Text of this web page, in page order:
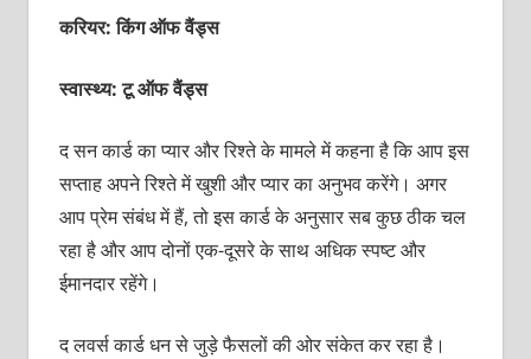
करियर: किंग ऑफ वैंड्स
स्वास्थ्य: टू ऑफ वैंड्स
द सन कार्ड का प्‍यार और रिश्‍ते के मामले में कहना है कि आप इस
सप्‍ताह अपने रिश्‍ते में खुशी और प्‍यार का अनुभव करेंगे। अगर
आप प्रेम संबंध में हैं, तो इस कार्ड के अनुसार सब कुछ ठीक चल
रहा है और आप दोनों एक-दूसरे के साथ अधिक स्‍पष्‍ट और
ईमानदार रहेंगे।
द लवर्स कार्ड धन से जुड़े फैसलों की ओर संकेत कर रहा है।